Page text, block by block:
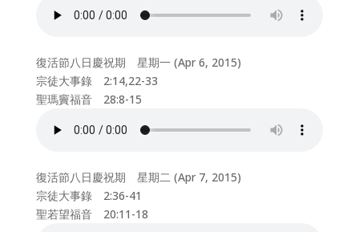
復活節八日慶祝期 星期一 (Apr 6, 2015)
宗徒大事錄 2:14,22-33
聖瑪竇福音 28:8-15
復活節八日慶祝期 星期二 (Apr 7, 2015)
宗徒大事錄 2:36-41
聖若望福音 20:11-18